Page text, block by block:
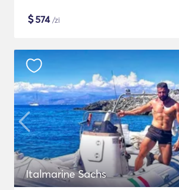
$574/zi
Italmarine Sachs